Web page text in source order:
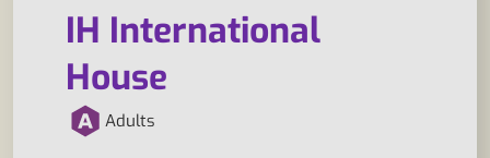
IH International
House
Adults